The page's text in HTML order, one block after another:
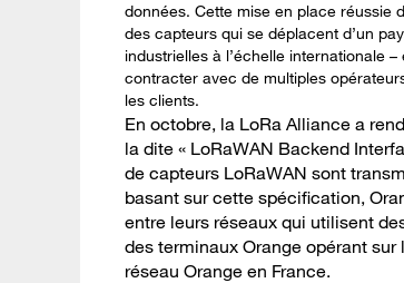
données. Cette mise en place réussie
des capteurs qui se déplacent d’un
industrielles à l’échelle internationale
contracter avec de multiples
les clients.
En octobre, la LoRa Alliance a
la dite « LoRaWAN Backend
de capteurs LoRaWAN sont
basant sur cette spécification,
entre leurs réseaux qui utilisent
des terminaux Orange opérant
réseau Orange en France.